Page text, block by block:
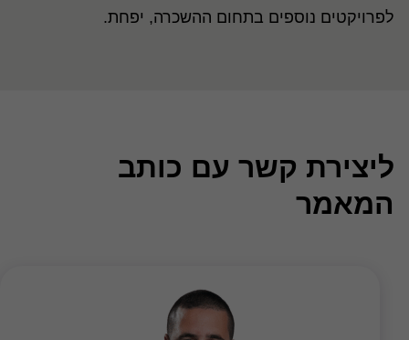
לפרויקטים נוספים בתחום ההשכרה, יפחת.
ליצירת קשר עם כותב
המאמר